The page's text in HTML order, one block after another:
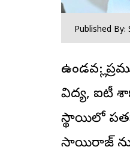
Published By:
ఉండవల్లి:
విద్య, ఐటీ
స్థాయిలో
సాయిరాజ్ ను